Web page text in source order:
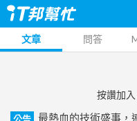
文章 問答
按讚加
最熱血的技術盛事，